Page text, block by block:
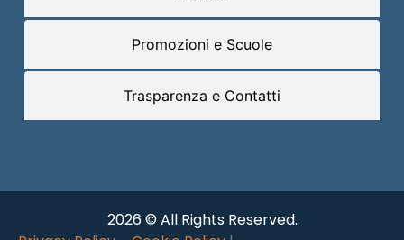
Promozioni e Scuole
Trasparenza e Contatti
2026 © All Rights Reserved.